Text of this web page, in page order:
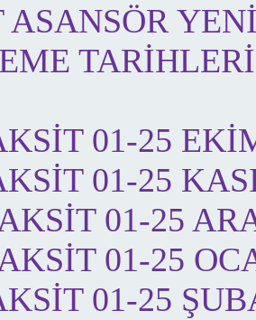
ASANSÖR
01-25
01-25
01-25
01-25
01-25